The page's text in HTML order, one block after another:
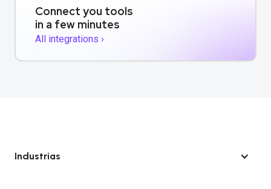
Connect you tools
in a few minutes
All integrations ›
Industrias